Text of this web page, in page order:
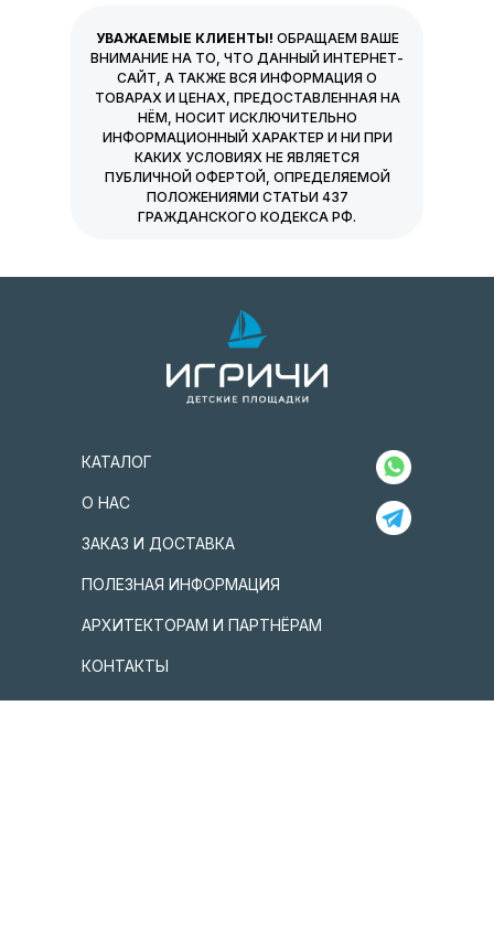
УВАЖАЕМЫЕ КЛИЕНТЫ! ОБРАЩАЕМ ВАШЕ
ВНИМАНИЕ НА ТО, ЧТО ДАННЫЙ ИНТЕРНЕТ-
САЙТ, А ТАКЖЕ ВСЯ ИНФОРМАЦИЯ О
ТОВАРАХ И ЦЕНАХ, ПРЕДОСТАВЛЕННАЯ НА
НЁМ, НОСИТ ИСКЛЮЧИТЕЛЬНО
ИНФОРМАЦИОННЫЙ ХАРАКТЕР И НИ ПРИ
КАКИХ УСЛОВИЯХ НЕ ЯВЛЯЕТСЯ
ПУБЛИЧНОЙ ОФЕРТОЙ, ОПРЕДЕЛЯЕМОЙ
ПОЛОЖЕНИЯМИ СТАТЬИ 437
ГРАЖДАНСКОГО КОДЕКСА РФ.
АРХИТЕКТОРАМ И ПАРТНЁРАМ
КОНТАКТЫ
ПОЛЕЗНАЯ ИНФОРМАЦИЯ
ЗАКАЗ И ДОСТАВКА
О НАС
КАТАЛОГ